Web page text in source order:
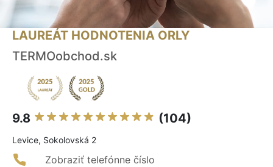
LAUREÁT HODNOTENIA ORLY
TERMOobchod.sk
9.8 (104)
Levice, Sokolovská 2
Zobraziť telefónne číslo